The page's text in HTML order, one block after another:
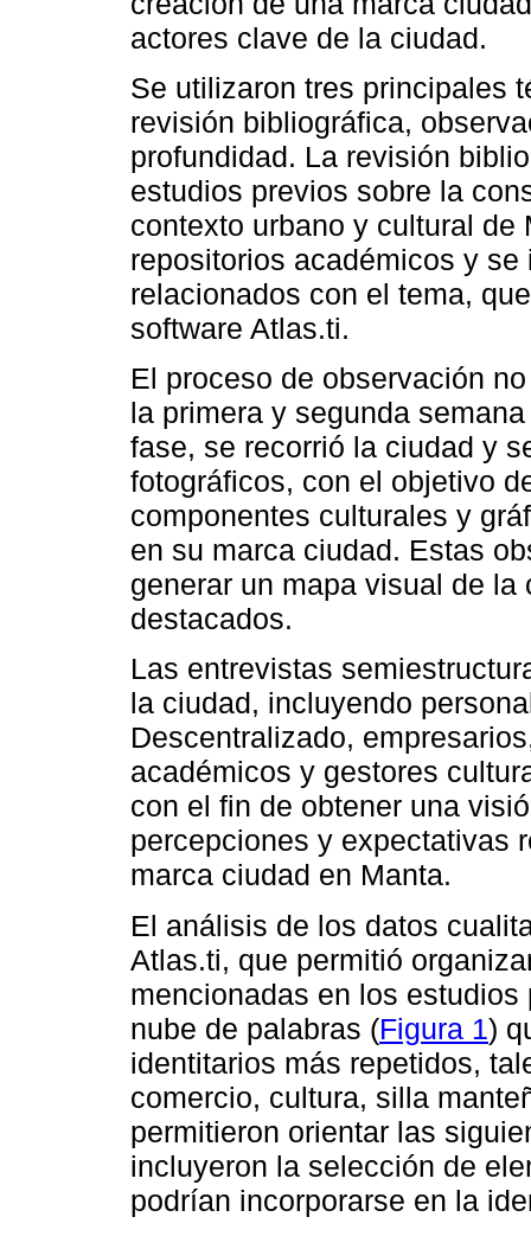
actores clave de la ciudad.
Se utilizaron tres principales
revisión bibliográfica,
profundidad. La revisión
estudios previos sobre la
contexto urbano y cultural
repositorios académicos y
relacionados con el tema,
software Atlas.ti.
El proceso de observación
la primera y segunda
fase, se recorrió la ciudad y
fotográficos, con el objetivo
componentes culturales y
en su marca ciudad. Estas
generar un mapa visual de
destacados.
Las entrevistas
la ciudad, incluyendo
Descentralizado,
académicos y gestores
con el fin de obtener una
percepciones y expectativas
marca ciudad en Manta.
El análisis de los datos
Atlas.ti, que permitió
mencionadas en los
nube de palabras (Figura 1)
identitarios más repetidos,
comercio, cultura, silla
permitieron orientar las
incluyeron la selección de
podrían incorporarse en la